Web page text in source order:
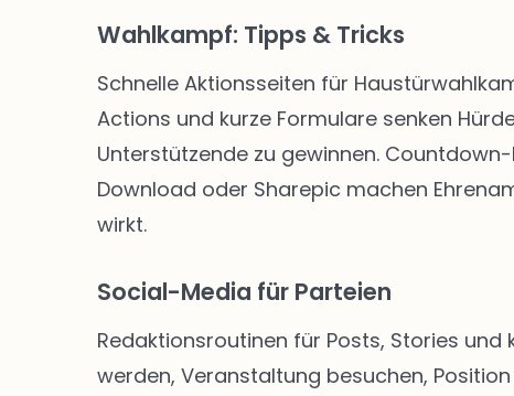
Wahlkampf: Tipps & Tricks
Schnelle Aktionsseiten für
Actions und kurze Formulare senken
Unterstützende zu gewinnen.
Download oder Sharepic machen
wirkt.
Social-Media für Parteien
Redaktionsroutinen für Posts, Stories
werden, Veranstaltung besuchen,